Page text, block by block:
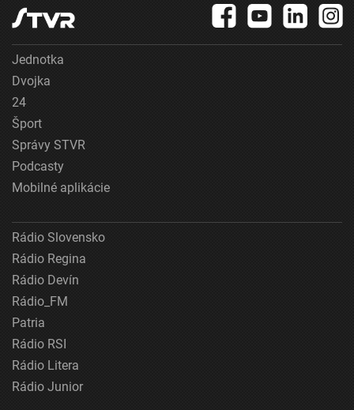
Jednotka
Dvojka
24
Šport
Správy STVR
Podcasty
Mobilné aplikácie
Rádio Slovensko
Rádio Regina
Rádio Devín
Rádio_FM
Patria
Rádio RSI
Rádio Litera
Rádio Junior